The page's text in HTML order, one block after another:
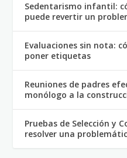
Sedentarismo infantil:
puede revertir un
Evaluaciones sin nota:
poner etiquetas
Reuniones de padres
monólogo a la
Pruebas de Selección y
resolver una